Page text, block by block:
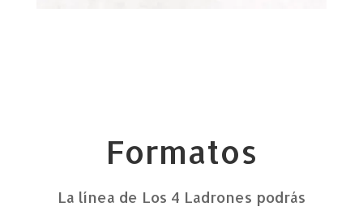
Formatos
La línea de Los 4 Ladrones podrás